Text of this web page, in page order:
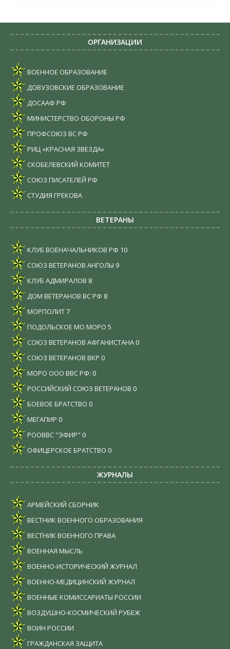
ОРГАНИЗАЦИИ
ВОЕННОЕ ОБРАЗОВАНИЕ
ДОВУЗОВСКИЕ ОБРАЗОВАНИЕ
ДОСААФ РФ
МИНИСТЕРСТВО ОБОРОНЫ РФ
ПРОФСОЮЗ ВС РФ
РИЦ «КРАСНАЯ ЗВЕЗДА»
СКОБЕЛЕВСКИЙ КОМИТЕТ
СОЮЗ ПИСАТЕЛЕЙ РФ
СТУДИЯ ГРЕКОВА
ВЕТЕРАНЫ
КЛУБ ВОЕНАЧАЛЬНИКОВ РФ 10
СОЮЗ ВЕТЕРАНОВ АНГОЛЫ 9
КЛУБ АДМИРАЛОВ 8
ДОМ ВЕТЕРАНОВ ВС РФ 8
МОРПОЛИТ7
ПОДОЛЬСКОЕ МО МОРО 5
СОЮЗ ВЕТЕРАНОВ АФГАНИСТАНА 0
СОЮЗ ВЕТЕРАНОВ ВКР 0
МОРО ООО ВВС РФ: 0
РОССИЙСКИЙ СОЮЗ ВЕТЕРАНОВ 0
БОЕВОЕ БРАТСТВО 0
МЕГАПИР 0
РООВВС "ЭФИР" 0
ОФИЦЕРСКОЕ БРАТСТВО 0
ЖУРНАЛЫ
АРМЕЙСКИЙ СБОРНИК
ВЕСТНИК ВОЕННОГО ОБРАЗОВАНИЯ
ВЕСТНИК ВОЕННОГО ПРАВА
ВОЕННАЯ МЫСЛЬ
ВОЕННО-ИСТОРИЧЕСКИЙ ЖУРНАЛ
ВОЕННО-МЕДИЦИНСКИЙ ЖУРНАЛ
ВОЕННЫЕ КОМИССАРИАТЫ РОССИИ
ВОЗДУШНО-КОСМИЧЕСКИЙ РУБЕЖ
ВОИН РОССИИ
ГРАЖДАНСКАЯ ЗАЩИТА